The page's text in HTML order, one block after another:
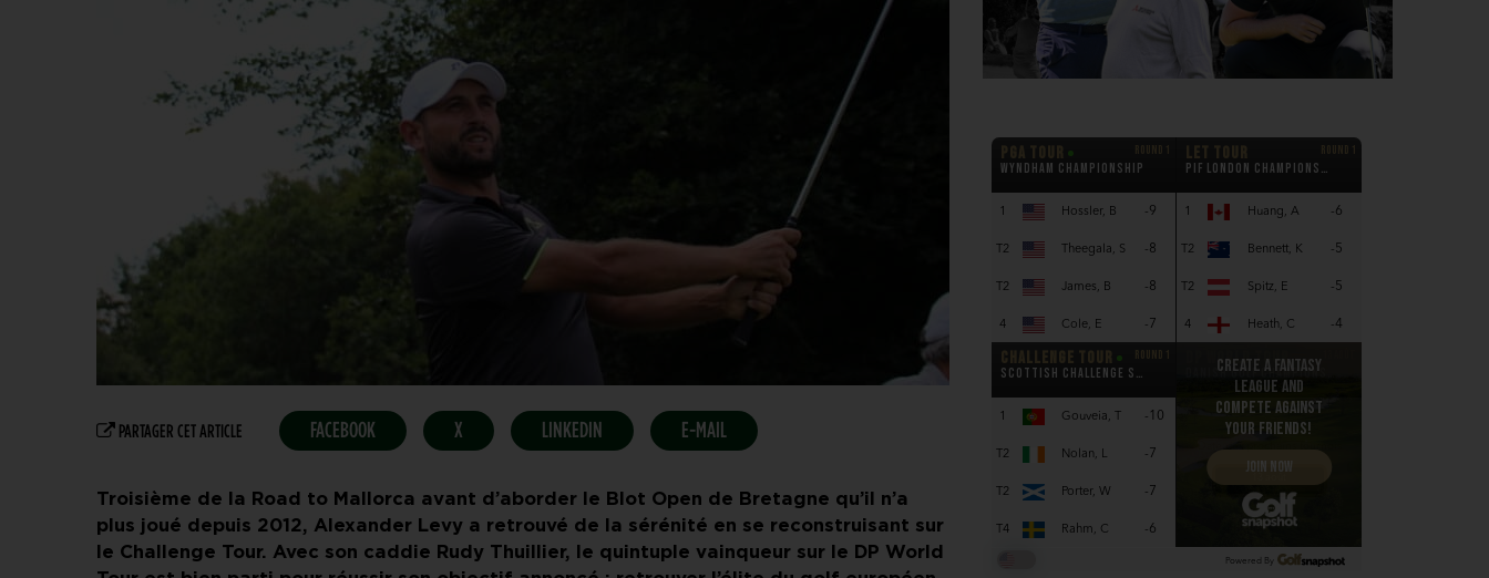
PARTAGER CET ARTICLE FACEBOOK X LINKEDIN E-MAIL
Troisième de la Road to Mallorca avant d’aborder le Blot Open de Bretagne qu’il n’a
plus joué depuis 2012, Alexander Levy a retrouvé de la sérénité en se reconstruisant sur
le Challenge Tour. Avec son caddie Rudy Thuillier, le quintuple vainqueur sur le DP World